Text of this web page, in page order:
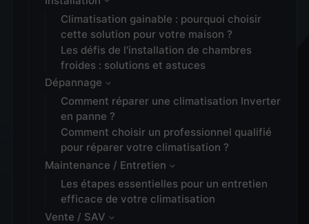
Climatisation gainable : pourquoi choisir
cette solution pour votre maison ?
Les défis de l'installation de chambres
froides : solutions et astuces
Dépannage
Comment réparer une climatisation Inverter
en panne ?
Comment choisir un professionnel qualifié
pour réparer votre climatisation ?
Maintenance / Entretien
Les étapes essentielles pour un entretien
efficace de votre climatisation
Vente / SAV